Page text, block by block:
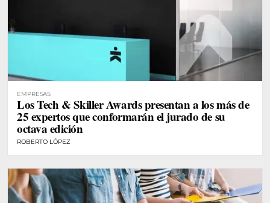
EMPRESAS
Los Tech & Skiller Awards presentan a los más de
25 expertos que conformarán el jurado de su
octava edición
ROBERTO LÓPEZ